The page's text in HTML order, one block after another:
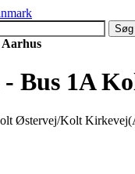
Aarhus
- Bus 1A
Østervej/Kolt